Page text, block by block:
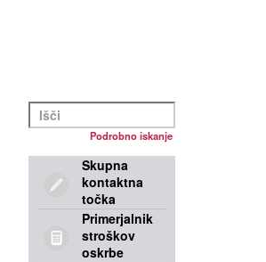
Podrobno iskanje
Skupna
kontaktna
točka
Primerjalnik
stroškov
oskrbe